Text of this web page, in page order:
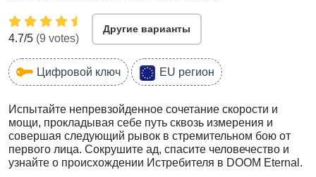
4.7/5 (9 votes)
Другие варианты
Цифровой ключ EU регион
Испытайте непревзойденное сочетание скорости и
мощи, прокладывая себе путь сквозь измерения и
совершая следующий рывок в стремительном бою от
первого лица. Сокрушите ад, спасите человечество и
узнайте о происхождении Истребителя в DOOM Eternal.